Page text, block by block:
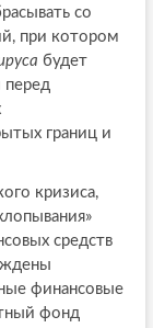
со
при котором
будет
перед
границ и
кризиса,
средств
финансовые
фонд